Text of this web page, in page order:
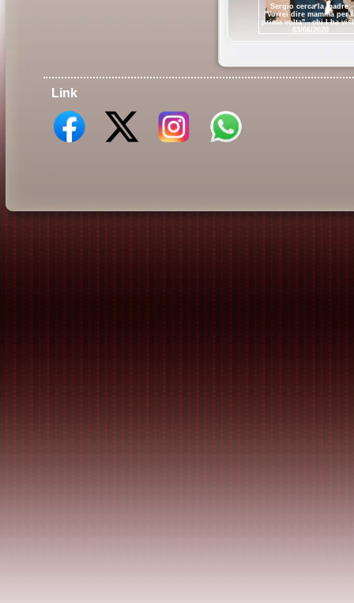
Sergio cerca la madre:
"Vorrei dire mamma per
prima volta" - chi l ha
03/06/2020
Link